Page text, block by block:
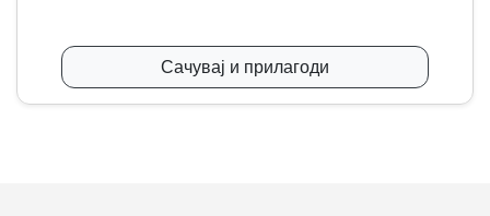
Сачувај и прилагоди